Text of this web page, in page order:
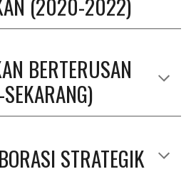
BERTERUSAN
STRATEGIK